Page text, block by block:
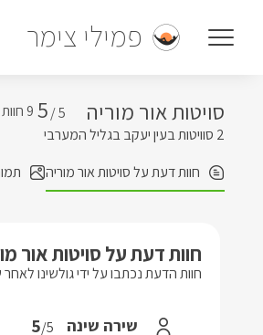
פמילי צימר
סויטות אור מוריה 5 /
5
2 סוויטות בעין יעקב בגליל המערבי
חוות דעת על סויטות אור מוריה
חוות דעת על סויטות אור
חוות הדעת נכתבו על ידי גולשינו
שירה שינה 5/5